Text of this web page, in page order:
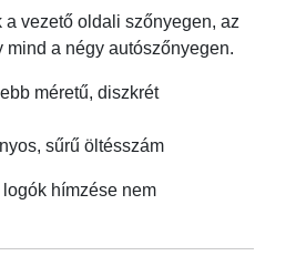
vezető oldali szőnyegen, az
a négy autószőnyegen.
méretű, diszkrét
sűrű öltésszám
hímzése nem